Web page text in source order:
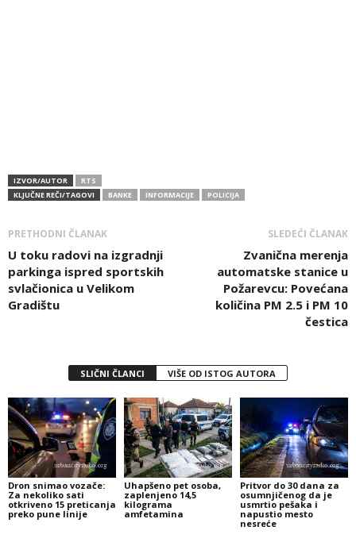
IZVOR/AUTOR
RTS
KLJUČNE REČI/TAGOVI
BANKE INFORMACIJE POLICIJA
PRETHODNI ČLANAK
U toku radovi na izgradnji
parkinga ispred sportskih
svlačionica u Velikom
Gradištu
SLEDEĆI ČLANAK
Zvanična merenja
automatske stanice u
Požarevcu: Povećana
količina PM 2.5 i PM 10
čestica
SLIČNI ČLANCI VIŠE OD ISTOG AUTORA
Dron snimao vozače:
Za nekoliko sati
otkriveno 15 preticanja
preko pune linije
Uhapšeno pet osoba,
zaplenjeno 14,5
kilograma
amfetamina
Pritvor do 30 dana za
osumnjičenog da je
usmrtio pešaka i
napustio mesto
nesreće